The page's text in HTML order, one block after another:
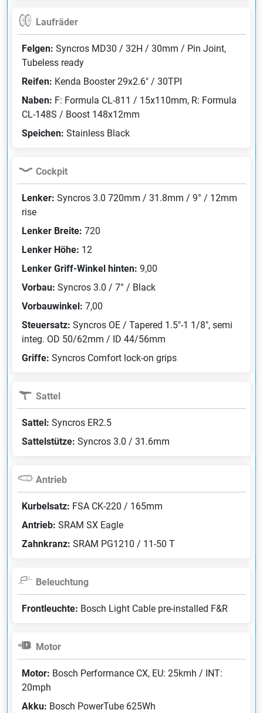
Laufräder
Felgen: Syncros MD30 / 32H / 30mm / Pin Joint,
Tubeless ready
Reifen: Kenda Booster 29x2.6" / 30TPI
Naben: F: Formula CL-811 / 15x110mm, R: Formula
CL-148S / Boost 148x12mm
Speichen: Stainless Black
Cockpit
Lenker: Syncros 3.0 720mm / 31.8mm / 9° / 12mm
rise
Lenker Breite: 720
Lenker Höhe: 12
Lenker Griff-Winkel hinten: 9,00
Vorbau: Syncros 3.0 / 7° / Black
Vorbauwinkel: 7,00
Steuersatz: Syncros OE / Tapered 1.5"-1 1/8", semi
integ. OD 50/62mm / ID 44/56mm
Griffe: Syncros Comfort lock-on grips
Sattel
Sattel: Syncros ER2.5
Sattelstütze: Syncros 3.0 / 31.6mm
Antrieb
Kurbelsatz: FSA CK-220 / 165mm
Antrieb: SRAM SX Eagle
Zahnkranz: SRAM PG1210 / 11-50 T
Beleuchtung
Frontleuchte: Bosch Light Cable pre-installed F&R
Motor
Motor: Bosch Performance CX, EU: 25kmh / INT:
20mph
Akku: Bosch PowerTube 625Wh